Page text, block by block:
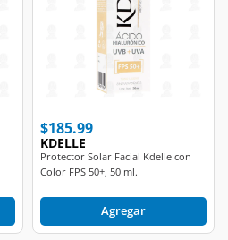
$185.99
KDELLE
Protector Solar Facial Kdelle con
Color FPS 50+, 50 ml.
Agregar